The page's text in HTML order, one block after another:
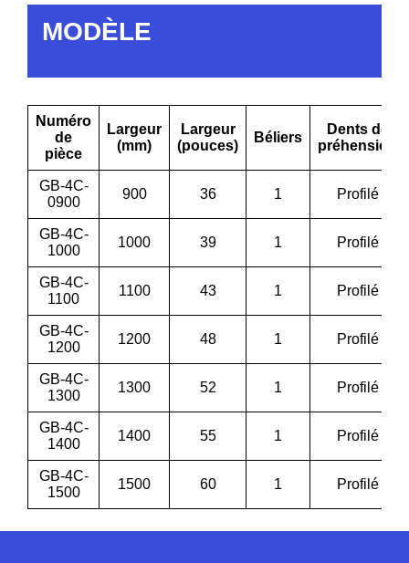
MODÈLE
Numéro
de
pièce
Largeur
(mm)
Largeur
(pouces)
Béliers
Dents de
préhension
GB-4C-
0900
900 36 1 Profilé
GB-4C-
1000
1000 39 1 Profilé
GB-4C-
1100
1100 43 1 Profilé
GB-4C-
1200
1200 48 1 Profilé
GB-4C-
1300
1300 52 1 Profilé
GB-4C-
1400
1400 55 1 Profilé
GB-4C-
1500
1500 60 1 Profilé